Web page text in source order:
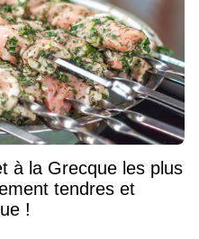
à la Grecque les plus
tendres et
!